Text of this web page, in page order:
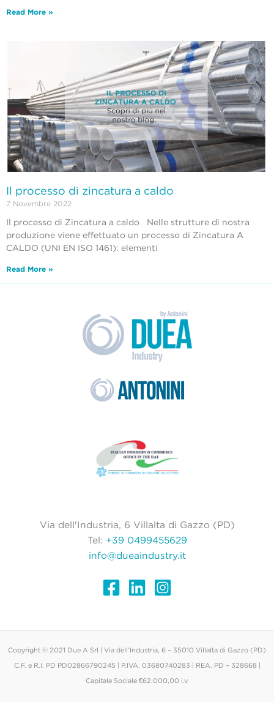
Read More »
Il processo di zincatura a caldo
7 Novembre 2022
Il processo di Zincatura a caldo Nelle strutture di nostra
produzione viene effettuato un processo di Zincatura A
CALDO (UNI EN ISO 1461): elementi
Read More »
Via dell'Industria, 6 Villalta di Gazzo (PD)
Tel: +39 0499455629
info@dueaindustry.it
Copyright © 2021 Due A Srl | Via dell’Industria, 6 – 35010 Villalta di Gazzo (PD)
C.F. e R.I. PD PD02866790245 | P.IVA. 03680740283 | REA. PD – 328668 |
Capitale Sociale €62.000,00 i.v.